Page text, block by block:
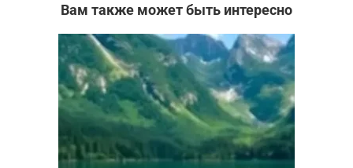
Вам также может быть интересно